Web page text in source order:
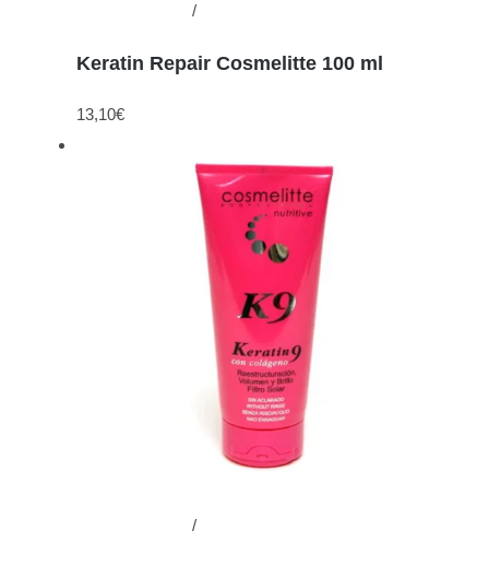
/
Keratin Repair Cosmelitte 100 ml
13,10€
/